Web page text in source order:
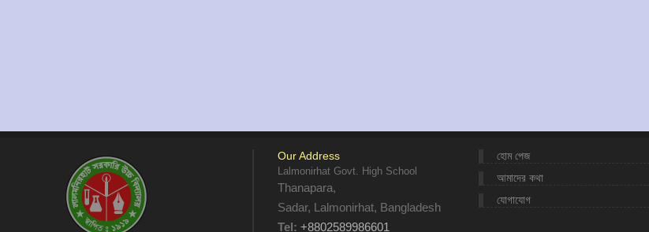
Our Address
Lalmonirhat Govt. High School
Thanapara,
Sadar, Lalmonirhat, Bangladesh
Tel:+8802589986601
হোম পেজ
আমাদের কথা
যোগাযোগ